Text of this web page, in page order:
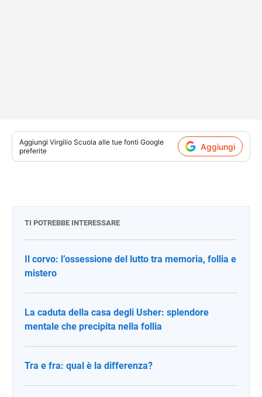
Aggiungi Virgilio Scuola alle tue fonti Google
preferite
Aggiungi
TI POTREBBE INTERESSARE
Il corvo: l’ossessione del lutto tra memoria, follia e
mistero
La caduta della casa degli Usher: splendore
mentale che precipita nella follia
Tra e fra: qual è la differenza?